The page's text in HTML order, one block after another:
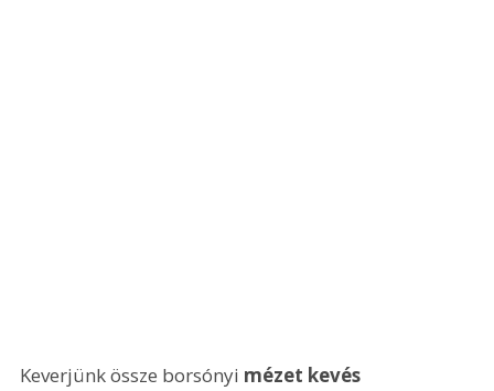
Keverjünk össze borsónyi mézet kevés